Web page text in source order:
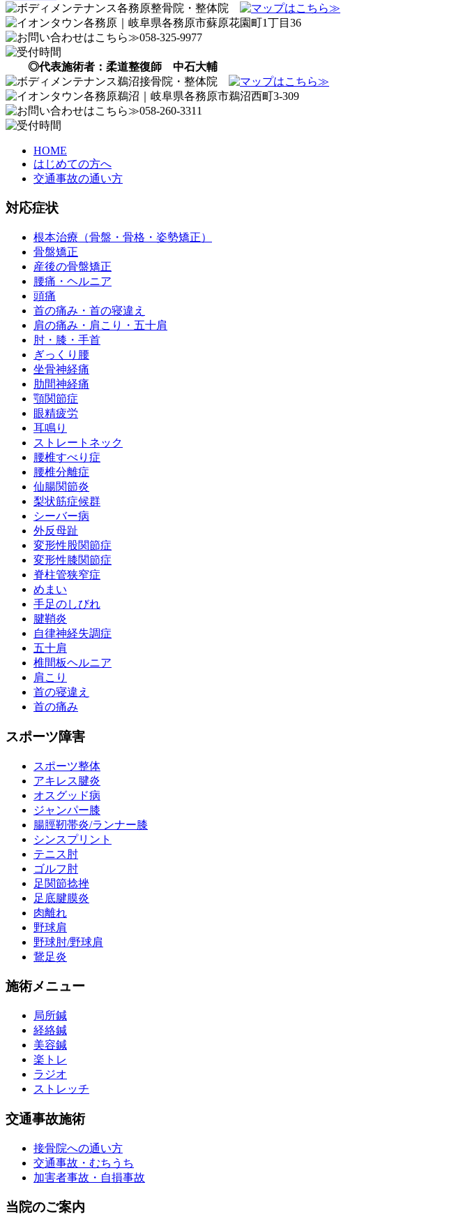
◎代表施術者：柔道整復師 中石大輔
HOME
はじめての方へ
交通事故の通い方
対応症状
根本治療（骨盤・骨格・姿勢矯正）
骨盤矯正
産後の骨盤矯正
腰痛・ヘルニア
頭痛
首の痛み・首の寝違え
肩の痛み・肩こり・五十肩
肘・膝・手首
ぎっくり腰
坐骨神経痛
肋間神経痛
顎関節症
眼精疲労
耳鳴り
ストレートネック
腰椎すべり症
腰椎分離症
仙腸関節炎
梨状筋症候群
シーバー病
外反母趾
変形性股関節症
変形性膝関節症
脊柱管狭窄症
めまい
手足のしびれ
腱鞘炎
自律神経失調症
五十肩
椎間板ヘルニア
肩こり
首の寝違え
首の痛み
スポーツ障害
スポーツ整体
アキレス腱炎
オスグッド病
ジャンパー膝
腸脛靭帯炎/ランナー膝
シンスプリント
テニス肘
ゴルフ肘
足関節捻挫
足底腱膜炎
肉離れ
野球肩
野球肘/野球肩
鵞足炎
施術メニュー
局所鍼
経絡鍼
美容鍼
楽トレ
ラジオ
ストレッチ
交通事故施術
接骨院への通い方
交通事故・むちうち
加害者事故・自損事故
当院のご案内